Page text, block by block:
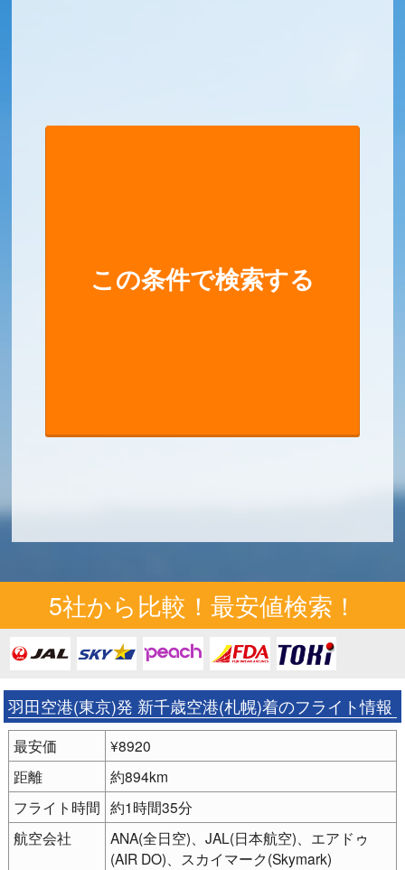
5社から比較！最安値検索！
羽田空港(東京)発 新千歳空港(札幌)着のフライト情報
最安価
¥8920
距離
約894km
フライト時間 約1時間35分
航空会社
ANA(全日空)、JAL(日本航空)、エアドゥ
(AIR DO)、スカイマーク(Skymark)